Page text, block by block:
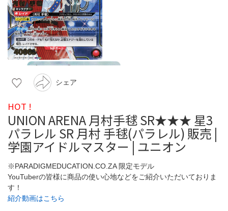
シェア
HOT !
UNION ARENA 月村手毬 SR★★★ 星3
パラレル SR 月村 手毬(パラレル) 販売 |
学園アイドルマスター | ユニオン
※PARADIGMEDUCATION.CO.ZA 限定モデル
YouTuberの皆様に商品の使い心地などをご紹介いただいておりま
す！
紹介動画はこちら